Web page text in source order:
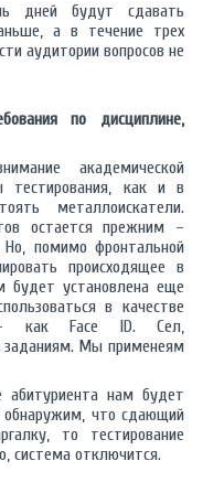
дней будут сдавать
а в течение трех
аудитории вопросов не
по дисциплине,
академической
тестирования, как и в
металлоискатели.
остается прежним –
помимо фронтальной
происходящее в
установлена еще
в качестве
– как Face ID. Сел,
заданиям. Мы применеям
нам будет
что сдающий
то тестирование
система отключится.